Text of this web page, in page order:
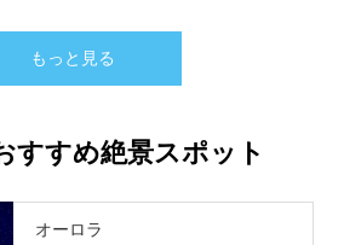
もっと見る
すすめ絶景スポット
オーロラ